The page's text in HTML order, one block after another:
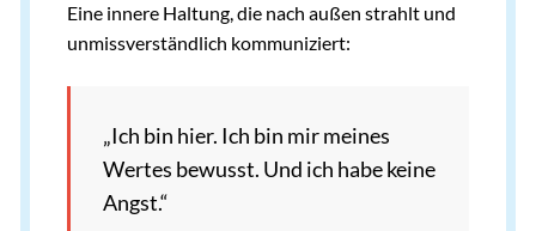
Eine innere Haltung, die nach außen strahlt und
unmissverständlich kommuniziert:
„Ich bin hier. Ich bin mir meines
Wertes bewusst. Und ich habe keine
Angst.“